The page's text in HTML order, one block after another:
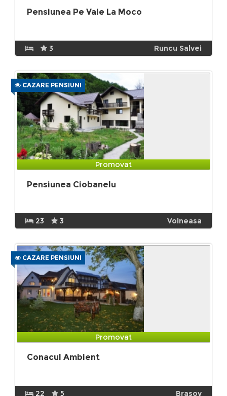
Pensiunea Pe Vale La Moco
3 Runcu Salvei
CAZARE PENSIUNI
Promovat
Pensiunea Ciobanelu
23 3 Voineasa
CAZARE PENSIUNI
Promovat
Conacul Ambient
22 5 Brasov